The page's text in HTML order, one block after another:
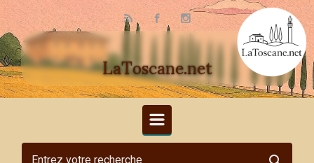
Skip to main content
LaToscane.net